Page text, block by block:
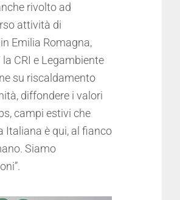
rivolto ad
attività di
Emilia Romagna,
CRI e Legambiente
su riscaldamento
diffondere i valori
campi estivi che
Italiana è qui, al fianco
Siamo